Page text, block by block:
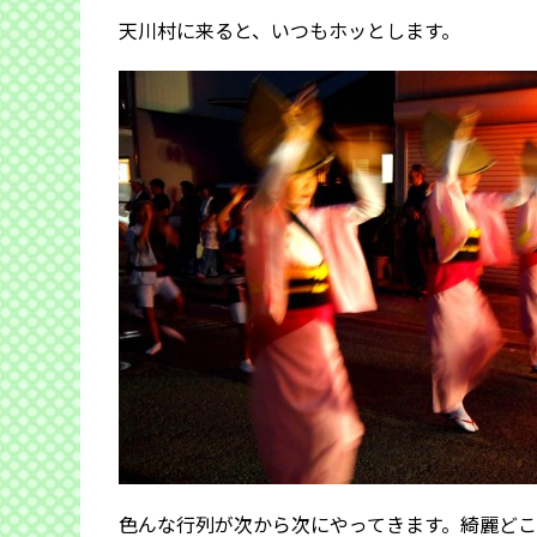
天川村に来ると、いつもホッとします。
色んな行列が次から次にやってきます。綺麗ど